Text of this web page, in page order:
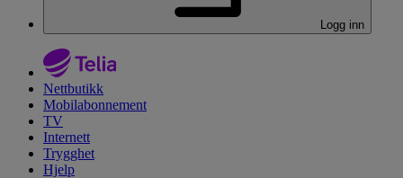
Logg inn
Nettbutikk
Mobilabonnement
TV
Internett
Trygghet
Hjelp